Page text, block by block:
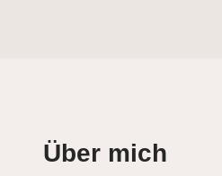
Über mich